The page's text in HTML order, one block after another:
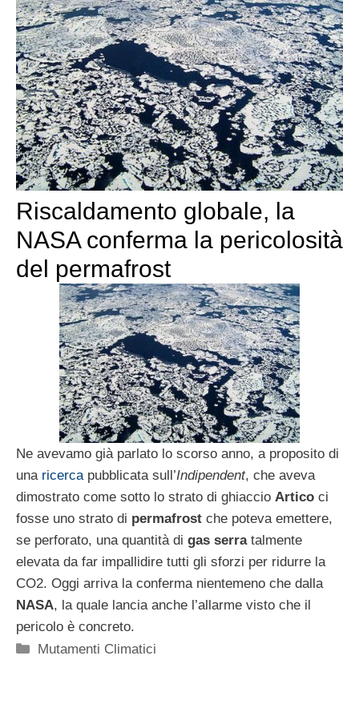
Riscaldamento globale, la
NASA conferma la pericolosità
del permafrost
Ne avevamo già parlato lo scorso anno, a proposito di
una ricerca pubblicata sull’Indipendent, che aveva
dimostrato come sotto lo strato di ghiaccio Artico ci
fosse uno strato di permafrost che poteva emettere,
se perforato, una quantità di gas serratalmente
elevata da far impallidire tutti gli sforzi per ridurre la
CO2. Oggi arriva la conferma nientemeno che dalla
NASA, la quale lancia anche l’allarme visto che il
pericolo è concreto.
Categorie
Mutamenti Climatici